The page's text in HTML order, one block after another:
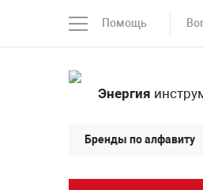
Помощь
Энергия
Бренды по алфавиту